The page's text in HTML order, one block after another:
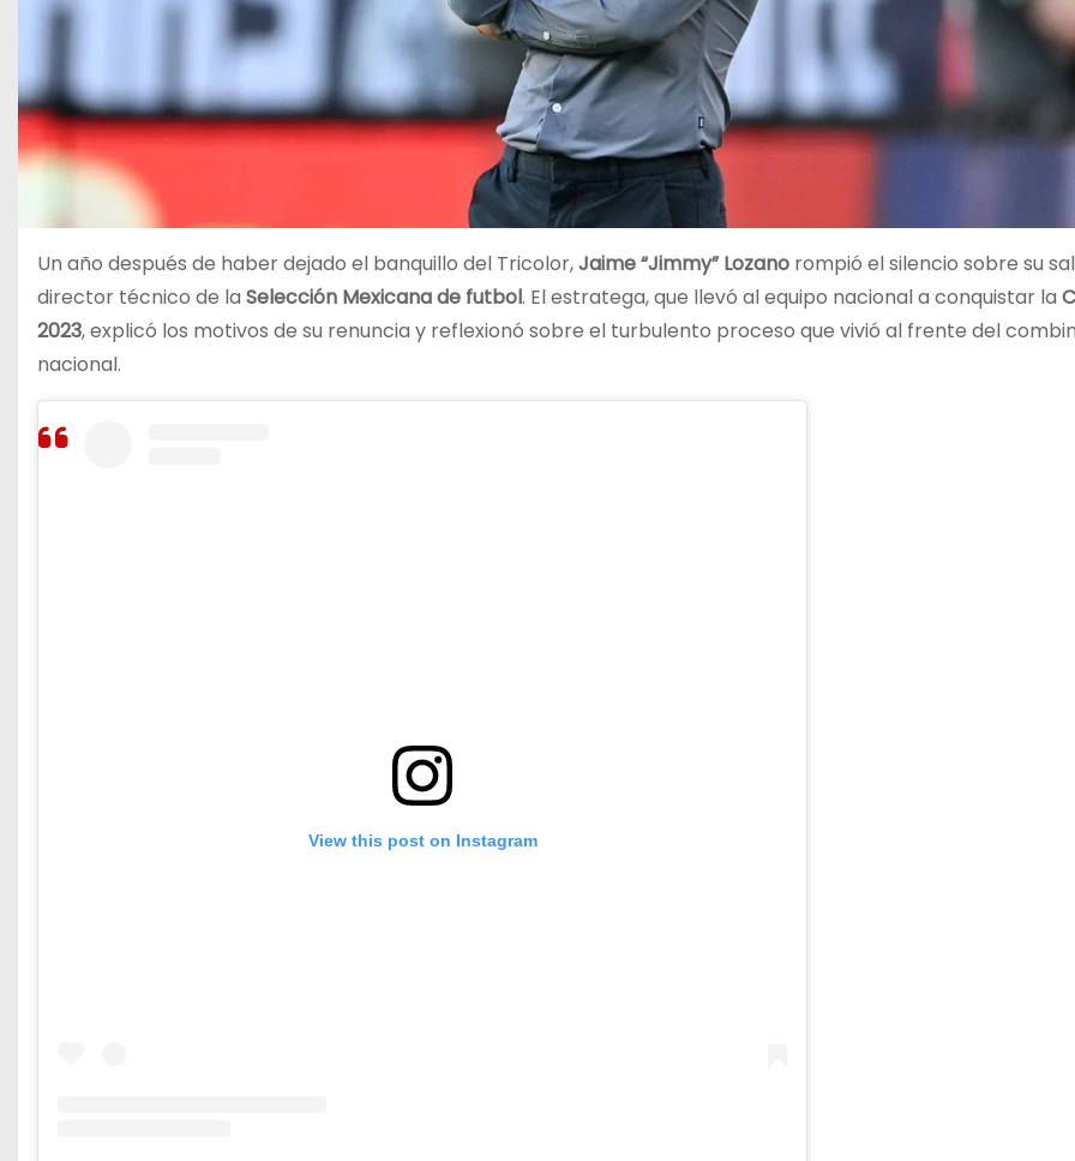
Un año después de haber dejado el banquillo del Tricolor,Jaime “Jimmy” Lozano rompió el silencio sobre su
director técnico de la Selección Mexicana de futbol. El estratega, que llevó al equipo nacional a conquistar la
2023, explicó los motivos de su renuncia y reflexionó sobre el turbulento proceso que vivió al frente del
nacional.
View this post on Instagram